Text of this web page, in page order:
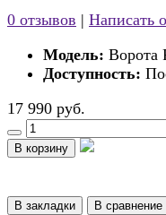
0 отзывов | Написать
Модель: Ворота
Доступность:
17 990 руб.
В корзину
В закладки В сравнение